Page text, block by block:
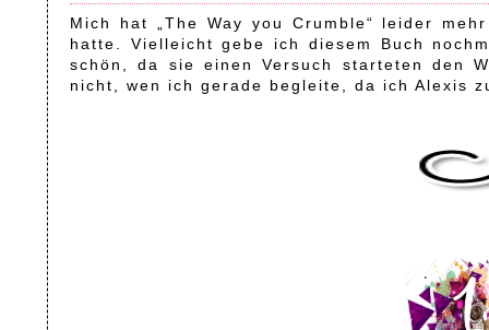
Mich hat „The Way you Crumble“ leider
hatte. Vielleicht gebe ich diesem Buch
schön, da sie einen Versuch starteten den
nicht, wen ich gerade begleite, da ich Alexis